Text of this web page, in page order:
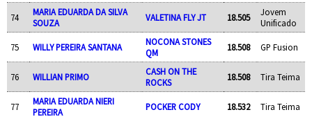
74
MARIA EDUARDA DA SILVA
SOUZA
VALETINA FLY JT 18.505
Jovem
Unificado
75 WILLY PEREIRA SANTANA
NOCONA STONES
QM
18.508 GP Fusion
76 WILLIAN PRIMO
CASH ON THE
ROCKS
18.508 Tira Teima
77
MARIA EDUARDA NIERI
PEREIRA
POCKER CODY 18.532 Tira Teima